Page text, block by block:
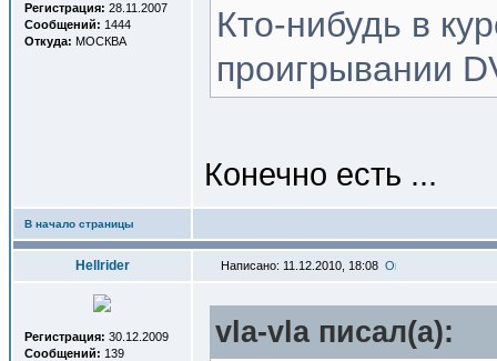
Регистрация: 28.11.2007
Сообщений: 1444
Откуда: МОСКВА
Кто-нибудь в
проигрывании
Конечно есть ...
В начало страницы
Hellrider Написано: 11.12.2010, 18:08
Регистрация: 30.12.2009
Сообщений: 139
vla-vla писал(a):